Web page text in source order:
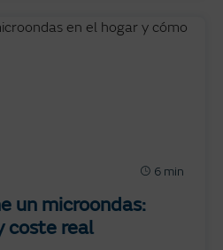
6 min
un microondas:
coste real